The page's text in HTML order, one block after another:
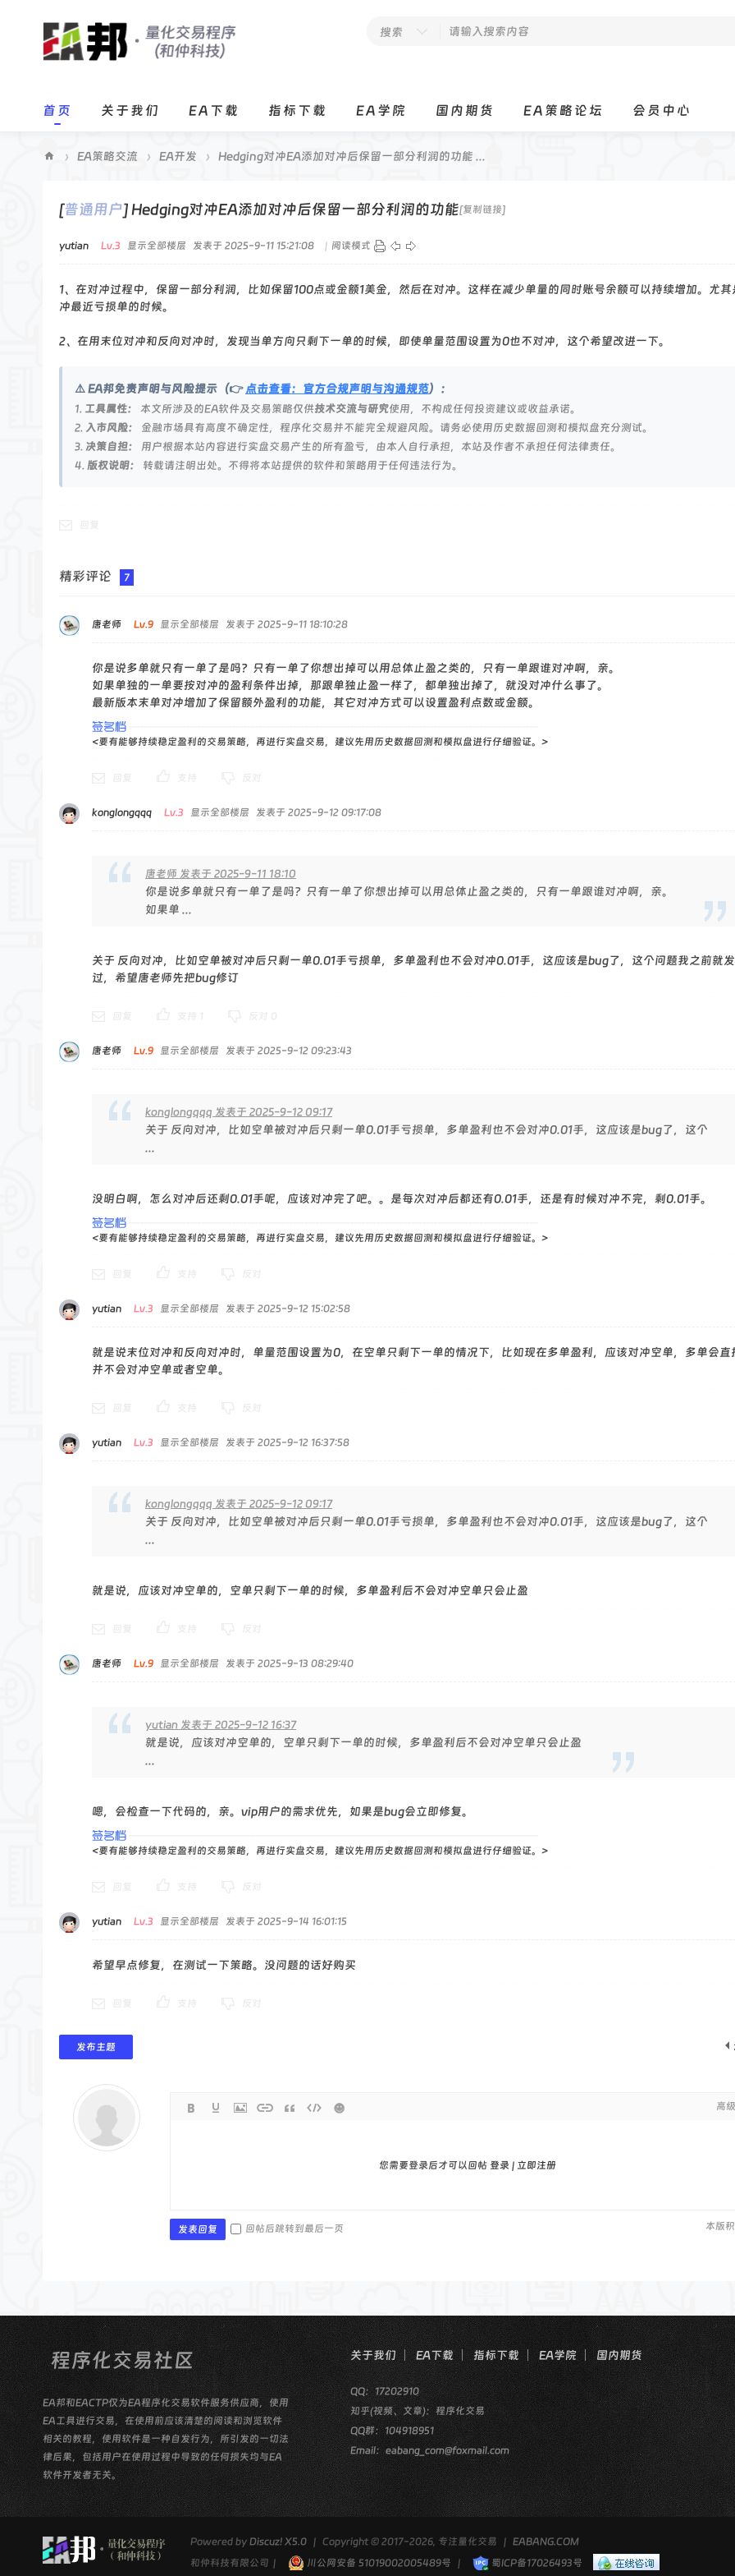
搜索
首页 关于我们 EA下载 指标下载 EA学院 国内期货 EA策略论坛 会员中心
› EA策略交流 › EA开发 › Hedging对冲EA添加对冲后保留一部分利润的功能 ...
[普通用户] Hedging对冲EA添加对冲后保留一部分利润的功能[复制链接]
yutian Lv.3 显示全部楼层 发表于 2025-9-11 15:21:08 | 阅读模式
1、在对冲过程中，保留一部分利润，比如保留100点或金额1美金，然后在对冲。这样在减少单量的同时账号余额可以持续增加。尤其
冲最近亏损单的时候。
2、在用末位对冲和反向对冲时，发现当单方向只剩下一单的时候，即使单量范围设置为0也不对冲，这个希望改进一下。
⚠️ EA邦免责声明与风险提示（👉点击查看：官方合规声明与沟通规范）：
1. 工具属性： 本文所涉及的EA软件及交易策略仅供技术交流与研究使用，不构成任何投资建议或收益承诺。
2. 入市风险：
金融市场具有高度不确定性，程序化交易并不能完全规避风险。请务必使用历史数据回测和模拟盘充分测试。
3. 决策自担：
用户根据本站内容进行实盘交易产生的所有盈亏，由本人自行承担，本站及作者不承担任何法律责任。
4. 版权说明： 转载请注明出处。不得将本站提供的软件和策略用于任何违法行为。
精彩评论 7
唐老师 Lv.9 显示全部楼层 发表于 2025-9-11 18:10:28
你是说多单就只有一单了是吗？只有一单了你想出掉可以用总体止盈之类的，只有一单跟谁对冲啊，亲。
如果单独的一单要按对冲的盈利条件出掉，那跟单独止盈一样了，都单独出掉了，就没对冲什么事了。
最新版本末单对冲增加了保留额外盈利的功能，其它对冲方式可以设置盈利点数或金额。
<要有能够持续稳定盈利的交易策略，再进行实盘交易，建议先用历史数据回测和模拟盘进行仔细验证。>
konglongqqq Lv.3 显示全部楼层 发表于 2025-9-12 09:17:08
唐老师 发表于 2025-9-11 18:10
你是说多单就只有一单了是吗？只有一单了你想出掉可以用总体止盈之类的，只有一单跟谁对冲啊，亲。
如果单 ...
关于 反向对冲，比如空单被对冲后只剩一单0.01手亏损单，多单盈利也不会对冲0.01手，这应该是bug了，这个问题我之前就
过，希望唐老师先把bug修订
唐老师 Lv.9 显示全部楼层 发表于 2025-9-12 09:23:43
konglongqqq 发表于 2025-9-12 09:17
关于 反向对冲，比如空单被对冲后只剩一单0.01手亏损单，多单盈利也不会对冲0.01手，这应该是bug了，这个
...
没明白啊，怎么对冲后还剩0.01手呢，应该对冲完了吧。。是每次对冲后都还有0.01手，还是有时候对冲不完，剩0.01手。
<要有能够持续稳定盈利的交易策略，再进行实盘交易，建议先用历史数据回测和模拟盘进行仔细验证。>
yutian Lv.3 显示全部楼层 发表于 2025-9-12 15:02:58
就是说末位对冲和反向对冲时，单量范围设置为0，在空单只剩下一单的情况下，比如现在多单盈利，应该对冲空单，多单会直
并不会对冲空单或者空单。
yutian Lv.3 显示全部楼层 发表于 2025-9-12 16:37:58
konglongqqq 发表于 2025-9-12 09:17
关于 反向对冲，比如空单被对冲后只剩一单0.01手亏损单，多单盈利也不会对冲0.01手，这应该是bug了，这个
...
就是说，应该对冲空单的，空单只剩下一单的时候，多单盈利后不会对冲空单只会止盈
唐老师 Lv.9 显示全部楼层 发表于 2025-9-13 08:29:40
yutian 发表于 2025-9-12 16:37
就是说，应该对冲空单的，空单只剩下一单的时候，多单盈利后不会对冲空单只会止盈
...
嗯，会检查一下代码的，亲。vip用户的需求优先，如果是bug会立即修复。
<要有能够持续稳定盈利的交易策略，再进行实盘交易，建议先用历史数据回测和模拟盘进行仔细验证。>
yutian Lv.3 显示全部楼层 发表于 2025-9-14 16:01:15
希望早点修复，在测试一下策略。没问题的话好购买
发布主题
高
您需要登录后才可以回帖 登录 | 立即注册
本版
发表回复 回帖后跳转到最后一页
EA邦和EACTP仅为EA程序化交易软件服务供应商，使用
EA工具进行交易，在使用前应该清楚的阅读和浏览软件
相关的教程，使用软件是一种自发行为，所引发的一切法
律后果，包括用户在使用过程中导致的任何损失均与EA
软件开发者无关。
关于我们 EA下载 指标下载 EA学院 国内期货
QQ：17202910
知乎(视频、文章)：程序化交易
QQ群：104918951
Email：eabang_com@foxmail.com
Powered by Discuz! X5.0 | Copyright © 2017-2026, 专注量化交易 | EABANG.COM
和仲科技有限公司 | 川公网安备 51019002005489号 | 蜀ICP备17026493号